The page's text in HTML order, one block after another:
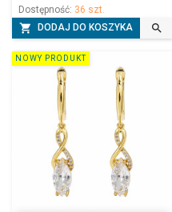
Dostępność: 36 szt.
 DODAJ DO KOSZYKA 
NOWY PRODUKT